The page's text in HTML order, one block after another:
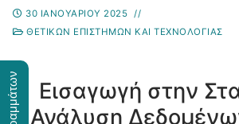
Σκοπός του Κέντρου
Δραστηριότητες
Θεματικά Πεδία
Επιστημών Υγείας
Υλοποίηση Προτάσεων
Υποβολή πρότασης
Θερινά Σχολεία
30 ΙΑΝΟΥΑΡΊΟΥ 2025
//
ΘΕΤΙΚΏΝ ΕΠΙΣΤΗΜΏΝ ΚΑΙ ΤΕΧΝΟΛΟΓΊΑΣ
Εισαγωγή στην
Ανάλυση